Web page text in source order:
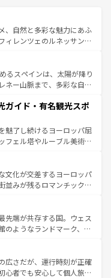
、自然と多彩な魅力にあふ
ィレンツェのルネッサンス
景やアマルフィ海岸の絶
。観光の合間には、本場の
リア料理を堪能することも
られない旅をしてみよう！
るスペインは、太陽が降り
ネー山脈まで、多彩な自然
的なフラメンコ、熱気あふ
が生活の一部となってい
た雰囲気や、バルセロナの
では古代ローマ遺跡や中世
異なるスペインはその個
れる人を魅了する。 なお、新着のスペイン情報は コ
。
ガイド・有名観光スポ
魅了し続けるヨーロッパ屈
フェル塔やルーブル美術館
華麗な宮殿、歴史的な大
かな自然が、訪れる者を心
は美食の国としても知ら
ランス、プロヴァンスの
彩な楽しみ方が可能だ。さ
が溢れており、どの街角に
全く異なる文化を体験で
のフランス情報はコンテンツ一覧
文化が交差するヨーロッパ
並みが残るロマンチック街
も飽きることがない。ベ
ン州のアルプスの絶景、そ
いった風景は必見。ビール
。 なお、新着の
参照してほしい。
先端が共存する国。ウェス
のようなランドマーク、歴
た、優雅なアフタヌーン
ない英国パブ、サッカー観
体験も豊富。イギリスを旅
広さだが、運行時刻が正確
心者でも安心して個人旅行